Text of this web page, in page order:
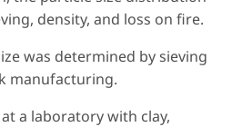
density, and loss on fire.
was determined by sieving
manufacturing.
a laboratory with clay,